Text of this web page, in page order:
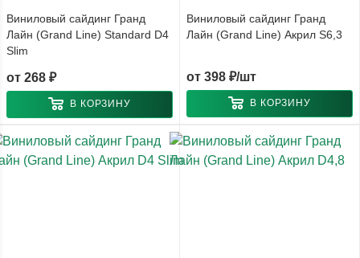
Виниловый сайдинг Гранд
Лайн (Grand Line) Standard D4
Slim
от 268 ₽
В КОРЗИНУ
Виниловый сайдинг Гранд
Лайн (Grand Line) Акрил S6,3
от 398 ₽/шт
В КОРЗИНУ